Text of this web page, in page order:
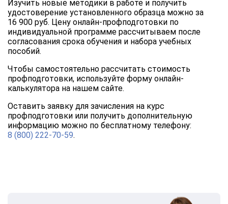
Изучить новые методики в работе и получить
удостоверение установленного образца можно за
16 900 руб. Цену онлайн-профподготовки по
индивидуальной программе рассчитываем после
согласования срока обучения и набора учебных
пособий.
Чтобы самостоятельно рассчитать стоимость
профподготовки, используйте форму онлайн-
калькулятора на нашем сайте.
Оставить заявку для зачисления на курс
профподготовки или получить дополнительную
информацию можно по бесплатному телефону:
8 (800) 222-70-59.